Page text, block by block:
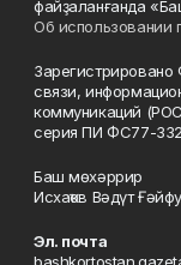
файҙаланғанда
Об использовании
связи,
коммуникаций
серия ПИ ФС77-
Баш мөхәррир
Исхаҡов Вәдүт
Эл. почта